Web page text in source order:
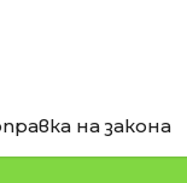
на закона